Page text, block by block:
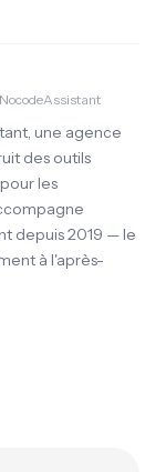
une agence
des outils
les
depuis 2019 — le
à l'après-